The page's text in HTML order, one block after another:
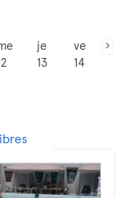
je
13
ve
14